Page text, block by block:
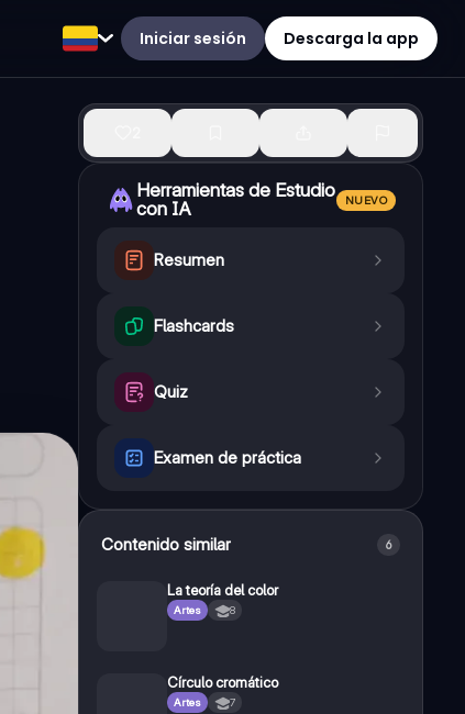
Iniciar sesión Descarga la app
Herramientas de Estudio
con IA
NUEVO
Resumen
Flashcards
Quiz
Examen de práctica
Contenido similar 6
La teoría del color
Artes 8
Círculo cromático
Artes 7